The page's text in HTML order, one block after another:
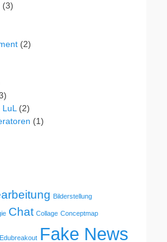
(3)
(2)
(2)
(1)
Bilderstellung
Chat Collage Conceptmap
Edubreakout Fake News